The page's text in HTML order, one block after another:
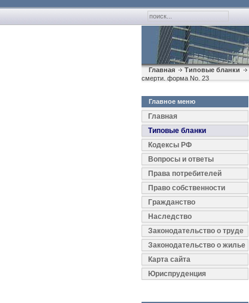
Главная Типовые бланки
смерти. форма No. 23
Главное меню
Главная
Типовые бланки
Кодексы РФ
Вопросы и ответы
Права потребителей
Право собственности
Гражданство
Наследство
Законодательство о труде
Законодательство о жилье
Карта сайта
Юриспруденция